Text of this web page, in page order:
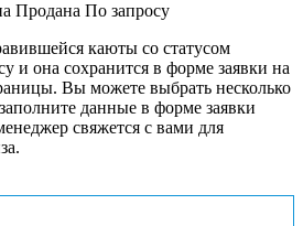
Продана По запросу
каюты со статусом
и она сохранится в форме заявки на
Вы можете выбрать несколько
данные в форме заявки
свяжется с вами для